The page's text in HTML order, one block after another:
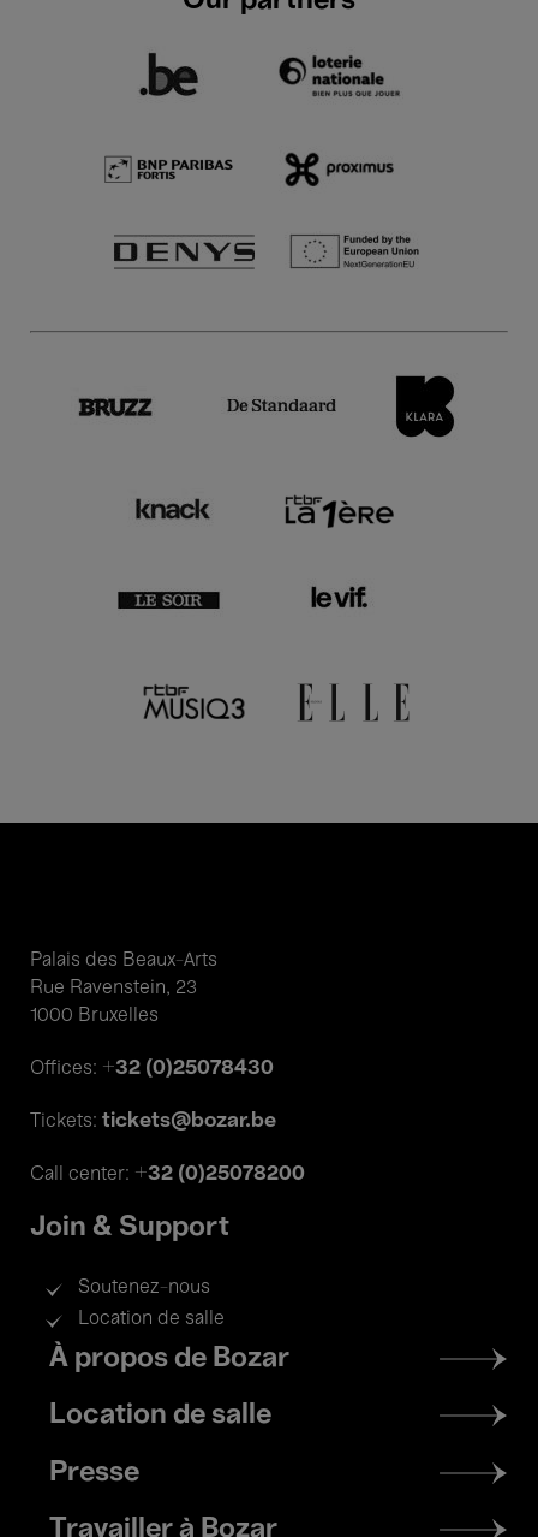
Palais des Beaux-Arts
Rue Ravenstein, 23
1000 Bruxelles
Offices: +32 (0)25078430
Tickets: tickets@bozar.be
Call center: +32 (0)25078200
Join & Support
Soutenez-nous
Location de salle
Footer
menu
À propos de Bozar
Location de salle
Presse
Travailler à Bozar